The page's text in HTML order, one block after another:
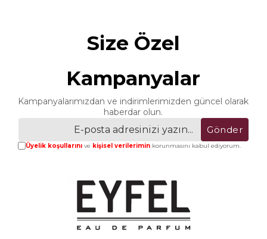
Size Özel
Kampanyalar
Kampanyalarımızdan ve indirimlerimizden güncel olarak
haberdar olun.
Gönder
Üyelik koşullarınıve kişisel verileriminkorunmasını kabul ediyorum.